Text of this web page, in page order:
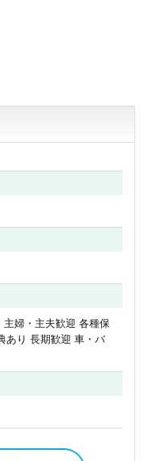
婦・主夫歓迎 各種保
あり 長期歓迎 車・バ